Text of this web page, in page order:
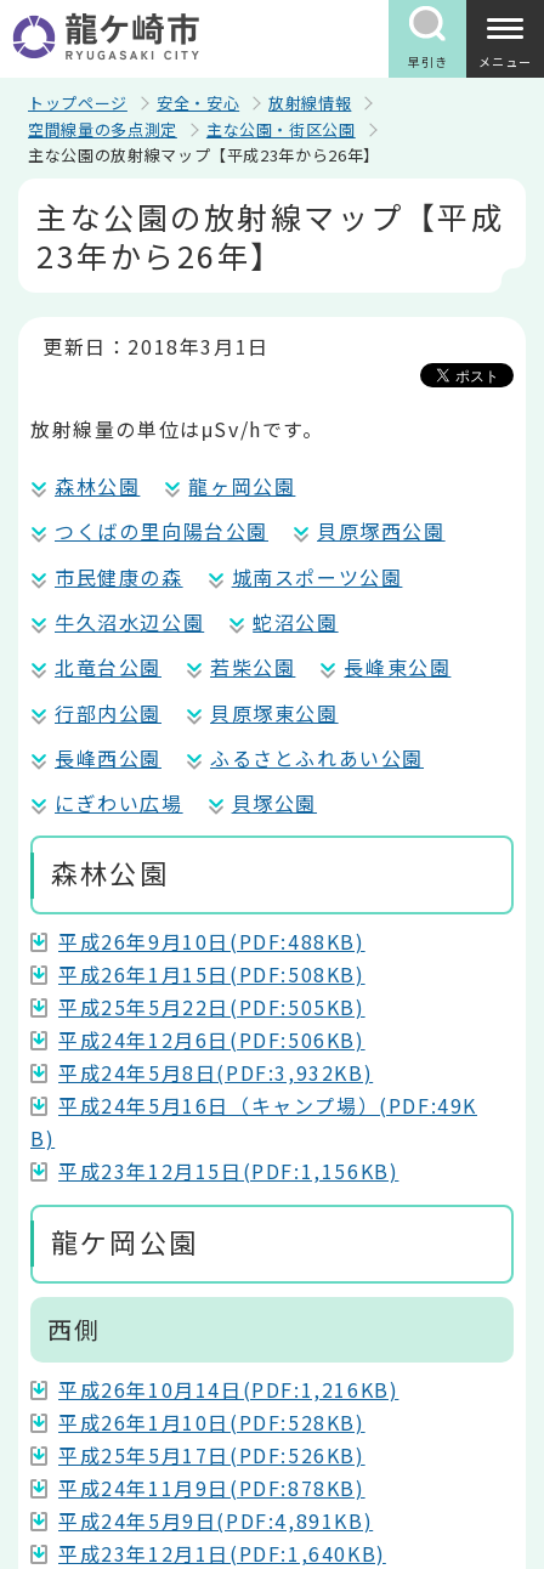
の
ペ
早引き メニュー
トップページ 安全・安心
放射線情報
空間線量の多点測定
主な公園・街区公園
主な公園の放射線マップ【平成23年から26年】
主な公園の放射線マップ【平成
23年から26年】
更新日：2018年3月1日
放射線量の単位はμSv/hです。
森林公園
龍ヶ岡公園
つくばの里向陽台公園
貝原塚西公園
市民健康の森
城南スポーツ公園
牛久沼水辺公園
蛇沼公園
北竜台公園
若柴公園
長峰東公園
行部内公園
貝原塚東公園
長峰西公園
ふるさとふれあい公園
にぎわい広場
貝塚公園
森林公園
平成26年9月10日(PDF:488KB)
平成26年1月15日(PDF:508KB)
平成25年5月22日(PDF:505KB)
平成24年12月6日(PDF:506KB)
平成24年5月8日(PDF:3,932KB)
平成24年5月16日（キャンプ場）(PDF:49K
B)
平成23年12月15日(PDF:1,156KB)
龍ケ岡公園
西側
平成26年10月14日(PDF:1,216KB)
平成26年1月10日(PDF:528KB)
平成25年5月17日(PDF:526KB)
平成24年11月9日(PDF:878KB)
平成24年5月9日(PDF:4,891KB)
平成23年12月1日(PDF:1,640KB)